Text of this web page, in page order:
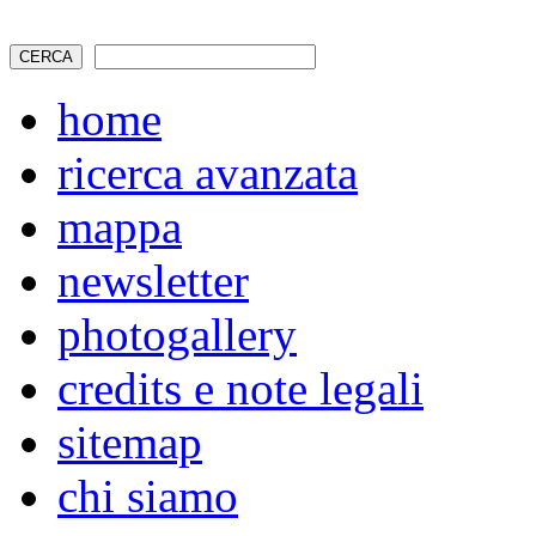
home
ricerca avanzata
mappa
newsletter
photogallery
credits e note legali
sitemap
chi siamo